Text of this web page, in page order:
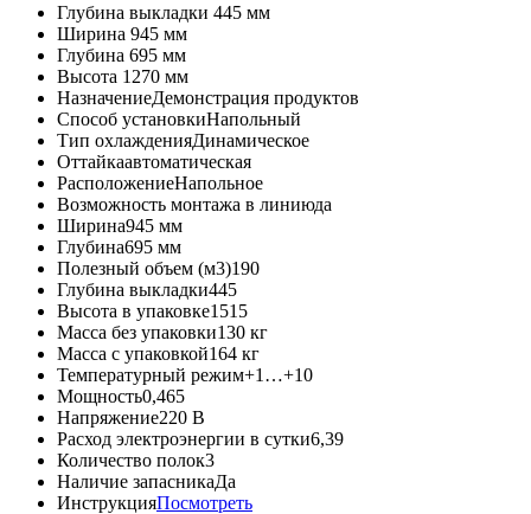
Глубина выкладки 445 мм
Ширина 945 мм
Глубина 695 мм
Высота 1270 мм
НазначениеДемонстрация продуктов
Способ установкиНапольный
Тип охлажденияДинамическое
Оттайкаавтоматическая
РасположениеНапольное
Возможность монтажа в линиюда
Ширина945 мм
Глубина695 мм
Полезный объем (м3)190
Глубина выкладки445
Высота в упаковке1515
Масса без упаковки130 кг
Масса с упаковкой164 кг
Температурный режим+1…+10
Мощность0,465
Напряжение220 В
Расход электроэнергии в сутки6,39
Количество полок3
Наличие запасникаДа
ИнструкцияПосмотреть